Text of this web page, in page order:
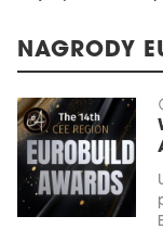
NAGRODY